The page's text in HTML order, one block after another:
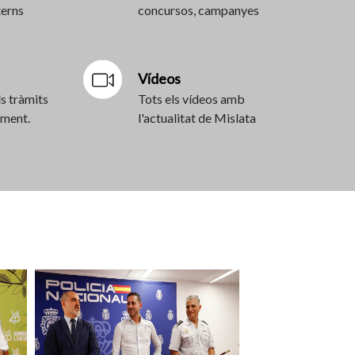
concursos, campanyes
tràmits
Vídeos
Tots els vídeos amb
l'actualitat de Mislata